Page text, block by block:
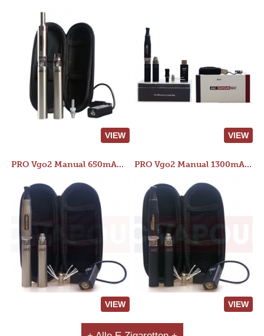
VIEW VIEW
PRO Vgo2 Manual 650mAh Kit
VIEW
PRO Vgo2 Manual 1300mAh Kit
VIEW